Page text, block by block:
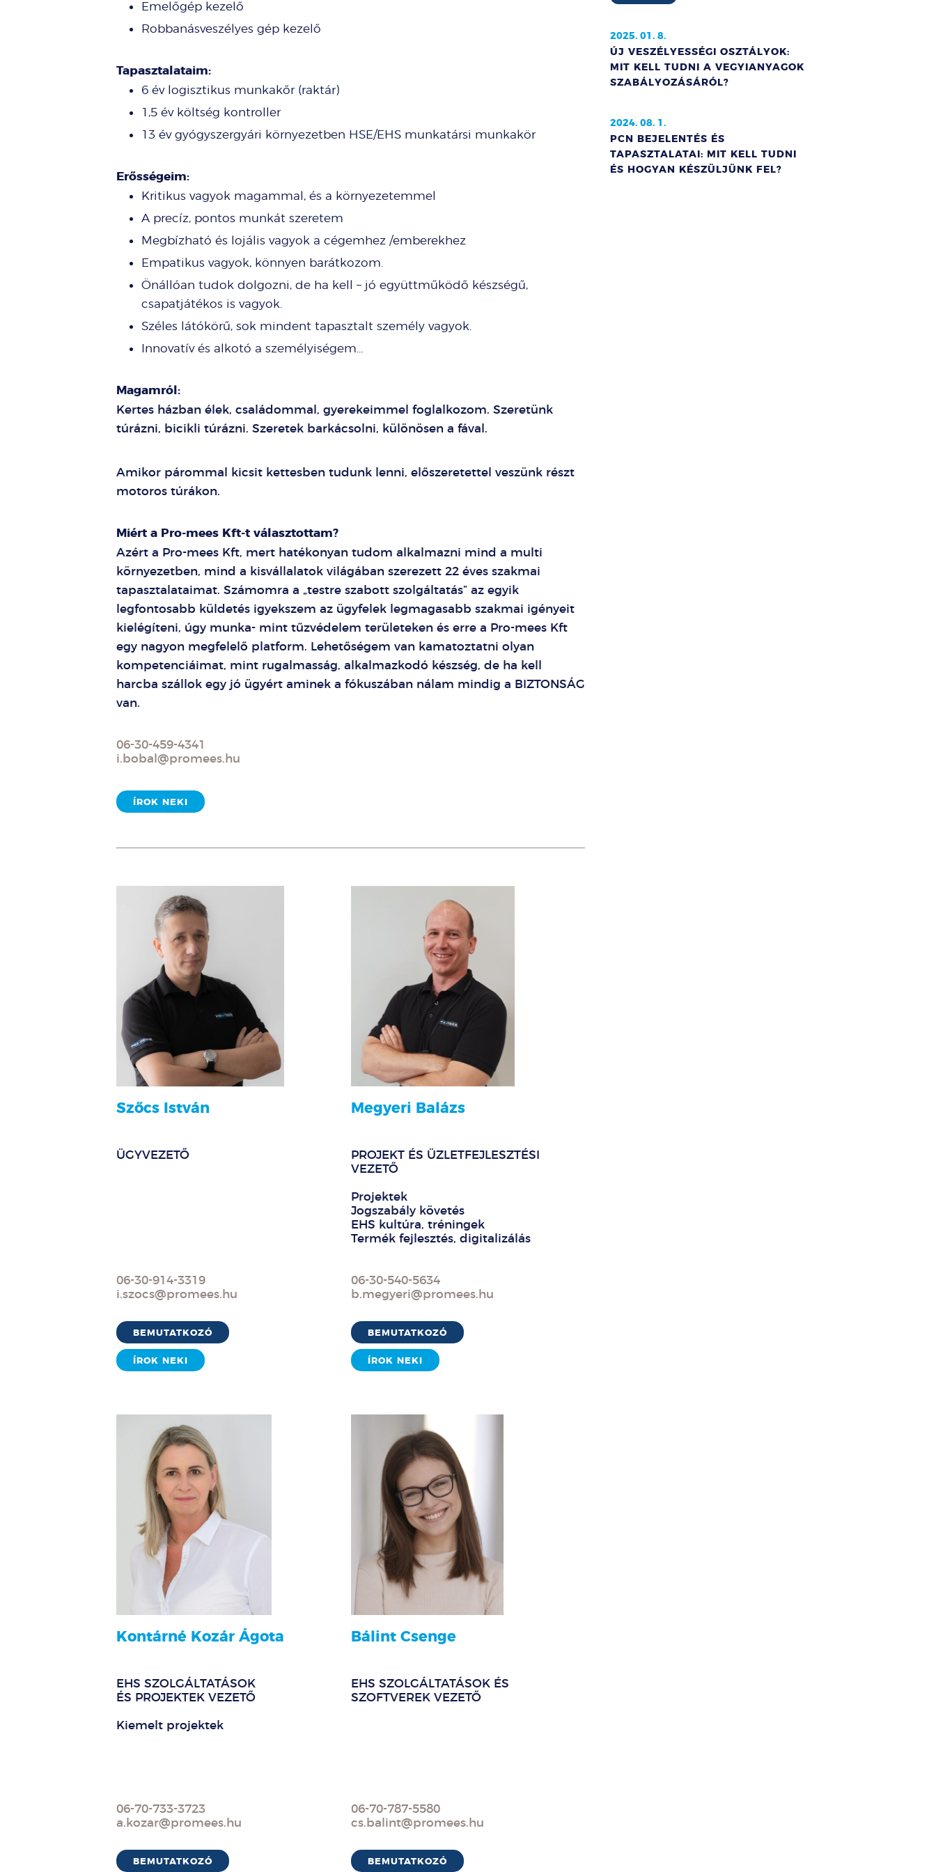
Emelőgép kezelő
Robbanásveszélyes gép kezelő
Tapasztalataim:
6 év logisztikus munkakőr (raktár)
1,5 év költség kontroller
13 év gyógyszergyári környezetben HSE/EHS munkatársi munkakör
Erősségeim:
Kritikus vagyok magammal, és a környezetemmel
A precíz, pontos munkát szeretem
Megbízható és lojális vagyok a cégemhez /emberekhez
Empatikus vagyok, könnyen barátkozom.
Önállóan tudok dolgozni, de ha kell – jó együttműködő készségű,
csapatjátékos is vagyok.
Széles látókörű, sok mindent tapasztalt személy vagyok.
Innovatív és alkotó a személyiségem…
Magamról:
Kertes házban élek, családommal, gyerekeimmel foglalkozom. Szeretünk
túrázni, bicikli túrázni. Szeretek barkácsolni, különösen a fával.
Amikor párommal kicsit kettesben tudunk lenni, előszeretettel veszünk részt
motoros túrákon.
Miért a Pro-mees Kft-t választottam?
Azért a Pro-mees Kft, mert hatékonyan tudom alkalmazni mind a multi
környezetben, mind a kisvállalatok világában szerezett 22 éves szakmai
tapasztalataimat. Számomra a „testre szabott szolgáltatás” az egyik
legfontosabb küldetés igyekszem az ügyfelek legmagasabb szakmai igényeit
kielégíteni, úgy munka- mint tűzvédelem területeken és erre a Pro-mees Kft
egy nagyon megfelelő platform. Lehetőségem van kamatoztatni olyan
kompetenciáimat, mint rugalmasság, alkalmazkodó készség, de ha kell
harcba szállok egy jó ügyért aminek a fókuszában nálam mindig a BIZTONSÁG
van.
06-30-459-4341
i.bobal@promees.hu
ÍROK NEKI
Szőcs István
ÜGYVEZETŐ
06-30-914-3319
i.szocs@promees.hu
BEMUTATKOZÓ
ÍROK NEKI
Megyeri Balázs
PROJEKT ÉS ÜZLETFEJLESZTÉSI
VEZETŐ
Projektek
Jogszabály követés
EHS kultúra, tréningek
Termék fejlesztés, digitalizálás
06-30-540-5634
b.megyeri@promees.hu
BEMUTATKOZÓ
ÍROK NEKI
Kontárné Kozár Ágota
EHS SZOLGÁLTATÁSOK
ÉS PROJEKTEK VEZETŐ
Kiemelt projektek
06-70-733-3723
a.kozar@promees.hu
BEMUTATKOZÓ
Bálint Csenge
EHS SZOLGÁLTATÁSOK ÉS
SZOFTVEREK VEZETŐ
06-70-787-5580
cs.balint@promees.hu
BEMUTATKOZÓ
2025. 01. 8.
ÚJ VESZÉLYESSÉGI OSZTÁLYOK:
MIT KELL TUDNI A VEGYIANYAGOK
SZABÁLYOZÁSÁRÓL?
2024. 08. 1.
PCN BEJELENTÉS ÉS
TAPASZTALATAI: MIT KELL TUDNI
ÉS HOGYAN KÉSZÜLJÜNK FEL?